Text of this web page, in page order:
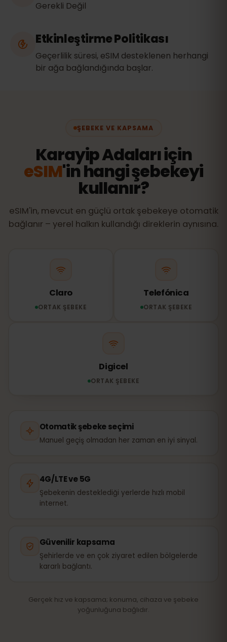
Gerekli Değil
Etkinleştirme Politikası
Geçerlilik süresi, eSIM desteklenen herhangi
bir ağa bağlandığında başlar.
ŞEBEKE VE KAPSAMA
Karayip Adaları için
eSIM'in hangi şebekeyi
kullanır?
eSIM'in, mevcut en güçlü ortak şebekeye otomatik
bağlanır – yerel halkın kullandığı direklerin aynısına.
Claro
ORTAK ŞEBEKE
Telefónica
ORTAK ŞEBEKE
Digicel
ORTAK ŞEBEKE
Otomatik şebeke seçimi
Manuel geçiş olmadan her zaman en iyi sinyal.
4G/LTE ve 5G
Şebekenin desteklediği yerlerde hızlı mobil
internet.
Güvenilir kapsama
Şehirlerde ve en çok ziyaret edilen bölgelerde
kararlı bağlantı.
Gerçek hız ve kapsama; konuma, cihaza ve şebeke
yoğunluğuna bağlıdır.